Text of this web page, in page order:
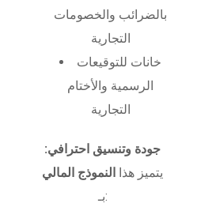
بالضرائب والخصومات
التجارية
خانات للتوقيعات
الرسمية والأختام
التجارية
جودة وتنسيق احترافي:
يتميز هذا
النموذج المالي
بـ: